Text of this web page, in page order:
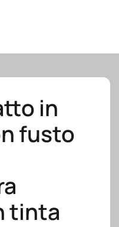
in
fusto
tinta